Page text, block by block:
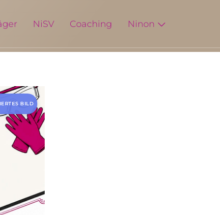
NiSV Coaching Ninon
BILD